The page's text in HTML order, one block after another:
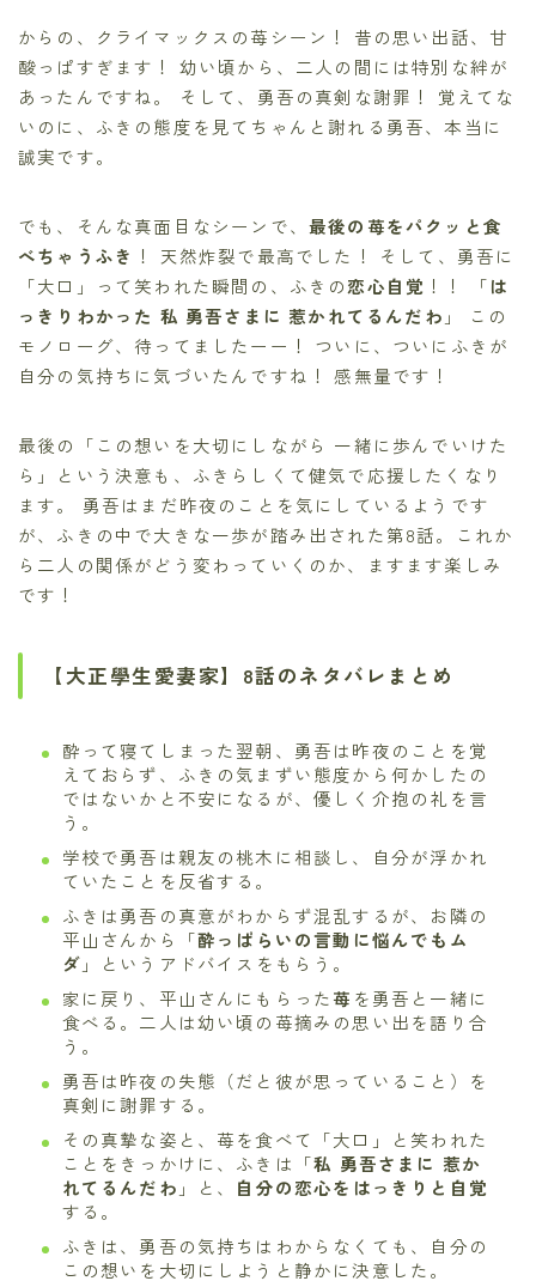
からの、クライマックスの苺シーン！ 昔の思い出話、甘
酸っぱすぎます！ 幼い頃から、二人の間には特別な絆が
あったんですね。 そして、勇吾の真剣な謝罪！ 覚えてな
いのに、ふきの態度を見てちゃんと謝れる勇吾、本当に
誠実です。
でも、そんな真面目なシーンで、 最後の苺をパクッと食
べちゃうふき ！ 天然炸裂で最高でした！ そして、勇吾に
「大口」って笑われた瞬間の、ふきの恋心自覚 ！！ 「は
っきりわかった 私 勇吾さまに 惹かれてるんだわ 」 この
モノローグ、待ってましたーー！ ついに、ついにふきが
自分の気持ちに気づいたんですね！ 感無量です！
最後の「この想いを大切にしながら 一緒に歩んでいけた
ら」という決意も、ふきらしくて健気で応援したくなり
ます。 勇吾はまだ昨夜のことを気にしているようです
が、ふきの中で大きな一歩が踏み出された第8話。これか
ら二人の関係がどう変わっていくのか、ますます楽しみ
です！
【大正學生愛妻家】8話のネタバレまとめ
酔って寝てしまった翌朝、勇吾は昨夜のことを覚
えておらず、ふきの気まずい態度から何かしたの
ではないかと不安になるが、優しく介抱の礼を言
う。
学校で勇吾は親友の桃木に相談し、自分が浮かれ
ていたことを反省する。
ふきは勇吾の真意がわからず混乱するが、お隣の
平山さんから「酔っぱらいの言動に悩んでもム
ダ 」というアドバイスをもらう。
家に戻り、平山さんにもらった苺 を勇吾と一緒に
食べる。二人は幼い頃の苺摘みの思い出を語り合
う。
勇吾は昨夜の失態（だと彼が思っていること）を
真剣に謝罪する。
その真摯な姿と、苺を食べて「大口」と笑われた
ことをきっかけに、ふきは「私 勇吾さまに 惹か
れてるんだわ 」と、 自分の恋心をはっきりと自覚
する。
ふきは、勇吾の気持ちはわからなくても、自分の
この想いを大切にしようと静かに決意した。